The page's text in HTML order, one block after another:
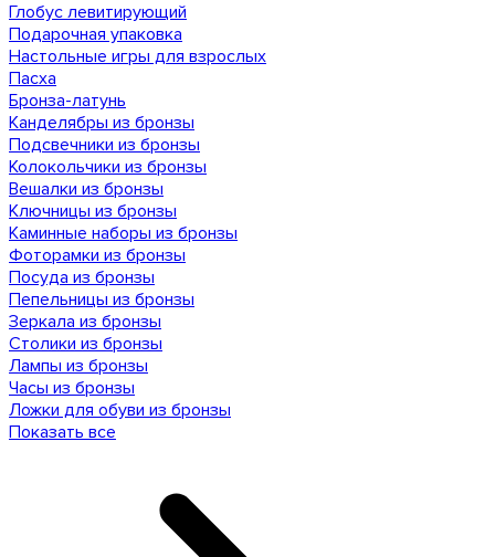
Глобус левитирующий
Подарочная упаковка
Настольные игры для взрослых
Пасха
Бронза-латунь
Канделябры из бронзы
Подсвечники из бронзы
Колокольчики из бронзы
Вешалки из бронзы
Ключницы из бронзы
Каминные наборы из бронзы
Фоторамки из бронзы
Посуда из бронзы
Пепельницы из бронзы
Зеркала из бронзы
Столики из бронзы
Лампы из бронзы
Часы из бронзы
Ложки для обуви из бронзы
Показать все